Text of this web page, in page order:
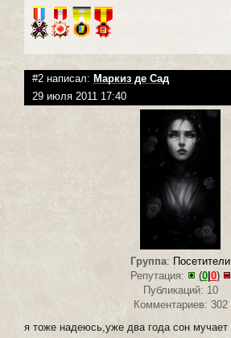
#2 написал: Маркиз де Сад
29 июля 2011 17:40
Группа: Посетители
Репутация:
(0| 0)
Публикаций: 10
Комментариев: 302
я тоже надеюсь,уже два года сон мучает